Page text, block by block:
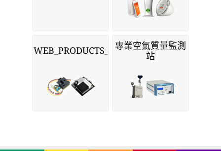
WEB_PRODUCTS_SENSORS專業空氣質量監測
站